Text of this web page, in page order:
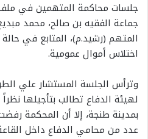
جلسات محاكمة المتهمين في ملف
جماعة الفقيه بن صالح، محمد
المتهم (رشيد.م)، المتابع في
اختلاس أموال عمومية.
وترأس الجلسة المستشار علي
لهيئة الدفاع تطالب بتأجيلها
بمدينة طنجة، إلا أن المحكمة
عدد من محامي الدفاع داخل